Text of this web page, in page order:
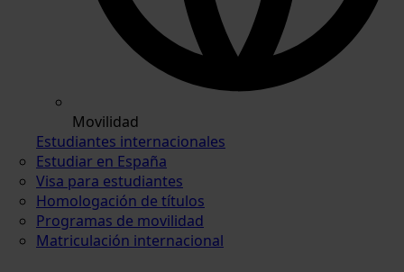
Movilidad
Estudiantes internacionales
Estudiar en España
Visa para estudiantes
Homologación de títulos
Programas de movilidad
Matriculación internacional